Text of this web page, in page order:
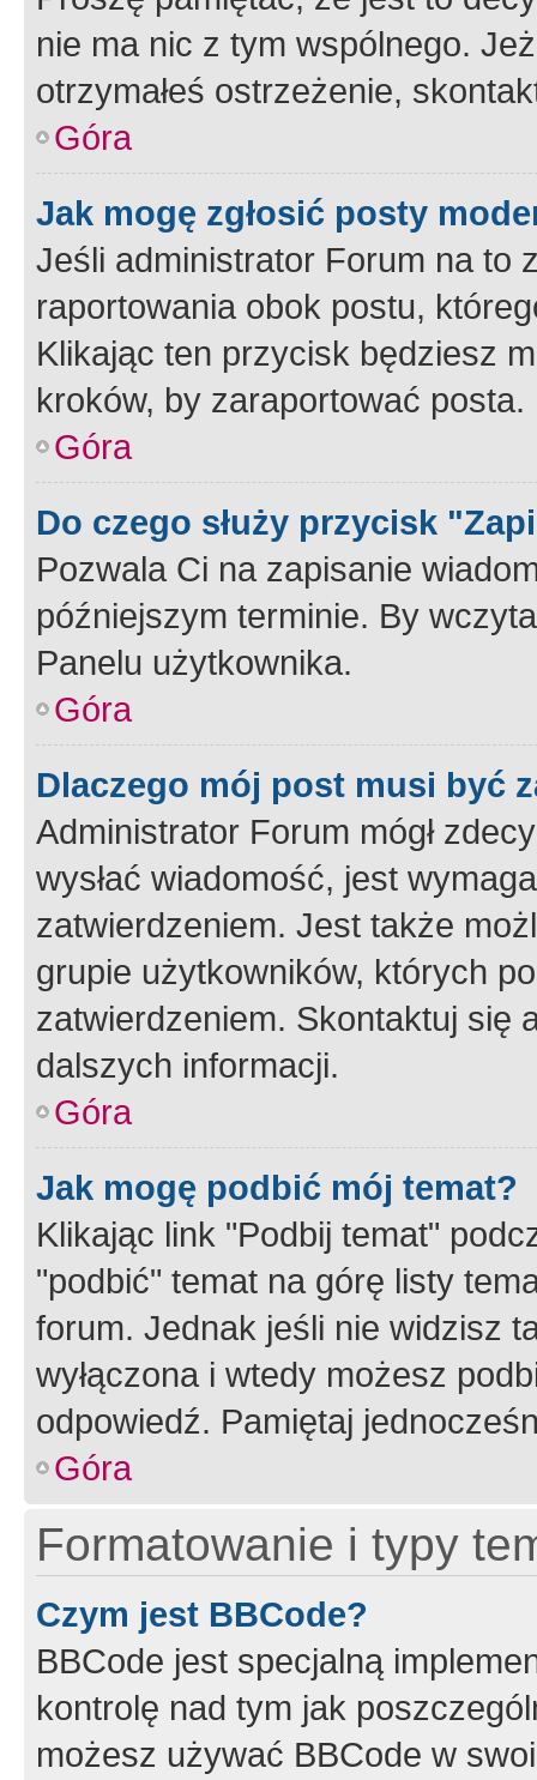
nie ma nic z tym wspólnego.
otrzymałeś ostrzeżenie,
Góra
Jak mogę zgłosić posty
Jeśli administrator Forum na to
raportowania obok postu,
Klikając ten przycisk będziesz
kroków, by zaraportować posta.
Góra
Do czego służy przycisk
Pozwala Ci na zapisanie
późniejszym terminie. By
Panelu użytkownika.
Góra
Dlaczego mój post musi być
Administrator Forum mógł
wysłać wiadomość, jest
zatwierdzeniem. Jest także
grupie użytkowników, których
zatwierdzeniem. Skontaktuj się
dalszych informacji.
Góra
Jak mogę podbić mój temat?
Klikając link "Podbij temat"
"podbić" temat na górę listy
forum. Jednak jeśli nie widzisz
wyłączona i wtedy możesz
odpowiedź. Pamiętaj
Góra
Formatowanie i typy
Czym jest BBCode?
BBCode jest specjalną
kontrolę nad tym jak
możesz używać BBCode w